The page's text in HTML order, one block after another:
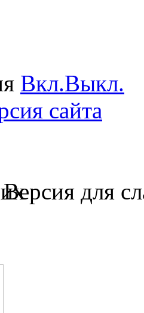
Вкл.Выкл.
сайта
для